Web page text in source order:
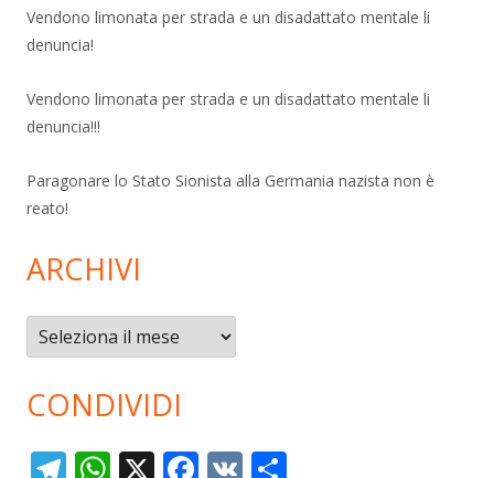
Vendono limonata per strada e un disadattato mentale li
denuncia!
Vendono limonata per strada e un disadattato mentale li
denuncia!!!
Paragonare lo Stato Sionista alla Germania nazista non è
reato!
ARCHIVI
Archivi
CONDIVIDI
T W X F V